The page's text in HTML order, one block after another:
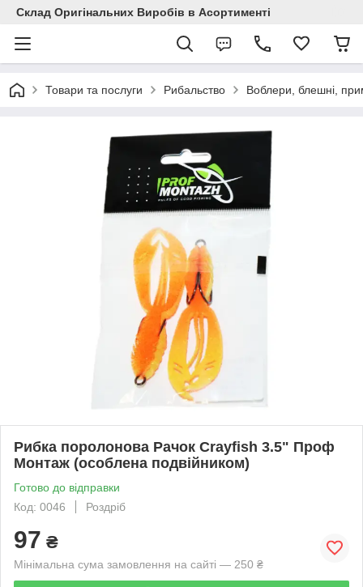
Склад Оригінальних Виробів в Асортименті
Товари та послуги Рибальство Воблери, блешні,
Рибка поролонова Рачок Crayfish 3.5" Проф
Монтаж (особлена подвійником)
Готово до відправки
Код: 0046
Роздріб
97 ₴
Мінімальна сума замовлення на сайті — 250 ₴